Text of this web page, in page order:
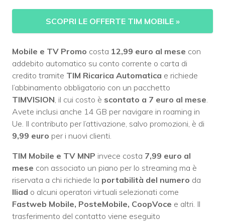
SCOPRI LE OFFERTE TIM MOBILE »
Mobile e TV Promo costa 12,99 euro al mese con
addebito automatico su conto corrente o carta di
credito tramite TIM Ricarica Automatica e richiede
l’abbinamento obbligatorio con un pacchetto
TIMVISION, il cui costo è scontato a 7 euro al mese.
Avete inclusi anche 14 GB per navigare in roaming in
Ue. Il contributo per l’attivazione, salvo promozioni, è di
9,99 euro per i nuovi clienti.
TIM Mobile e TV MNP invece costa 7,99 euro al
mese con associato un piano per lo streaming ma è
riservata a chi richiede la portabilità del numero da
Iliad o alcuni operatori virtuali selezionati come
Fastweb Mobile, PosteMobile, CoopVoce e altri. Il
trasferimento del contatto viene eseguito